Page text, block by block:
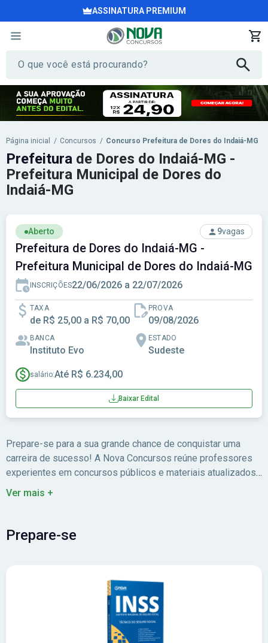
ASSINATURA PREMIUM
Página inicial / Concursos / Concurso Prefeitura de Dores do Indaiá-MG
Aberto 9vagas
Prefeitura de Dores do Indaiá-MG -
Prefeitura Municipal de Dores do Indaiá-MG
INSCRIÇÕES22/06/2026 a 22/07/2026
TAXA
de R$ 25,00 a R$ 70,00
PROVA
09/08/2026
BANCA
Instituto Evo
ESTADO
Sudeste
salário:Até R$ 6.234,00
Baixar Edital
Prefeitura de Dores do Indaiá-MG -
Prefeitura Municipal de Dores do
Indaiá-MG
Prepare-se para a sua grande chance de conquistar uma
carreira de sucesso! A Nova Concursos reúne professores
experientes em concursos públicos e materiais atualizados
para você estudar com foco no edital.
Ver mais +
Prepare-se